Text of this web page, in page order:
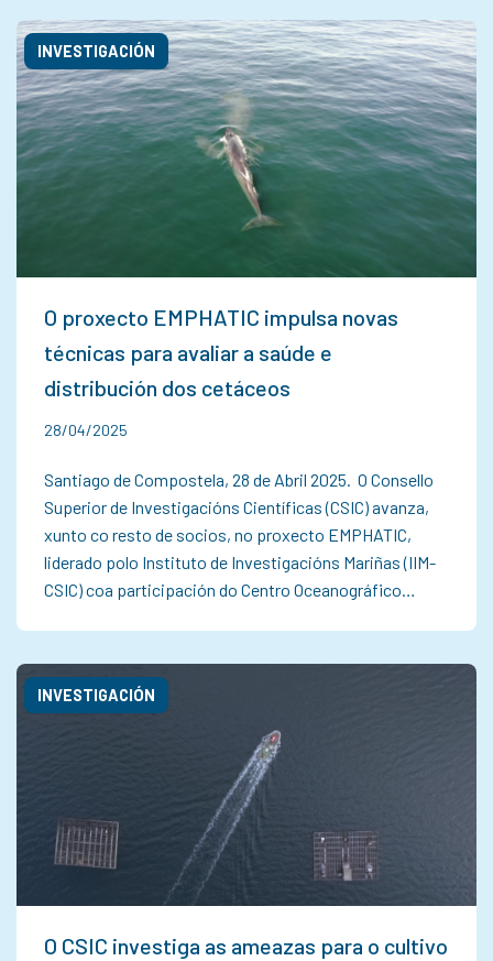
O proxecto EMPHATIC impulsa novas
técnicas para avaliar a saúde e
distribución dos cetáceos
INVESTIGACIÓN
28/04/2025
Santiago de Compostela, 28 de Abril 2025. O Consello
Superior de Investigacións Científicas (CSIC) avanza,
xunto co resto de socios, no proxecto EMPHATIC,
liderado polo Instituto de Investigacións Mariñas (IIM-
CSIC) coa participación do Centro Oceanográfico…
O CSIC investiga as ameazas para o cultivo
INVESTIGACIÓN